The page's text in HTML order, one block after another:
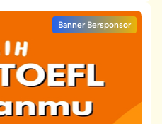
Banner Bersponsor